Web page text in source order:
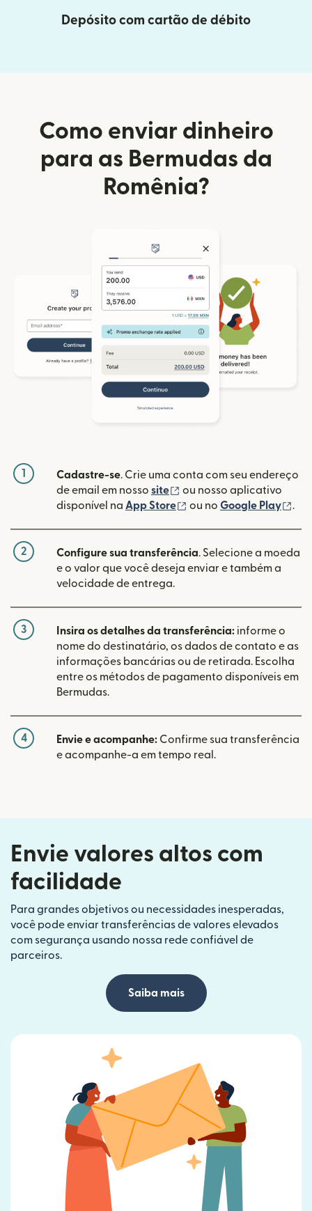
Depósito com cartão de débito
Como enviar dinheiro
para as Bermudas da
Romênia?
1 Cadastre-se. Crie uma conta com seu endereço
de email em nosso site (abre em uma nova
ou nosso aplicativo
disponível na App Store (abre em uma nova
ou no Google Play .
2 Configure sua transferência. Selecione a moeda
e o valor que você deseja enviar e também a
velocidade de entrega.
3 Insira os detalhes da transferência: informe o
nome do destinatário, os dados de contato e as
informações bancárias ou de retirada. Escolha
entre os métodos de pagamento disponíveis em
Bermudas.
4 Envie e acompanhe: Confirme sua transferência
e acompanhe-a em tempo real.
Envie valores altos com
facilidade
Para grandes objetivos ou necessidades inesperadas,
você pode enviar transferências de valores elevados
com segurança usando nossa rede confiável de
parceiros.
Saiba mais